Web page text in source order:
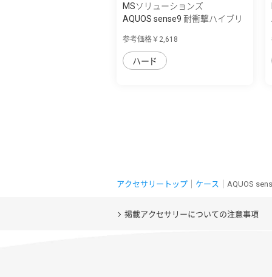
MSソリューションズ
AQUOS sense9 耐衝撃ハイブリ
参考価格￥2,618
ハード
アクセサリートップ ケース ｜AQUOS
掲載アクセサリーについての注意事項